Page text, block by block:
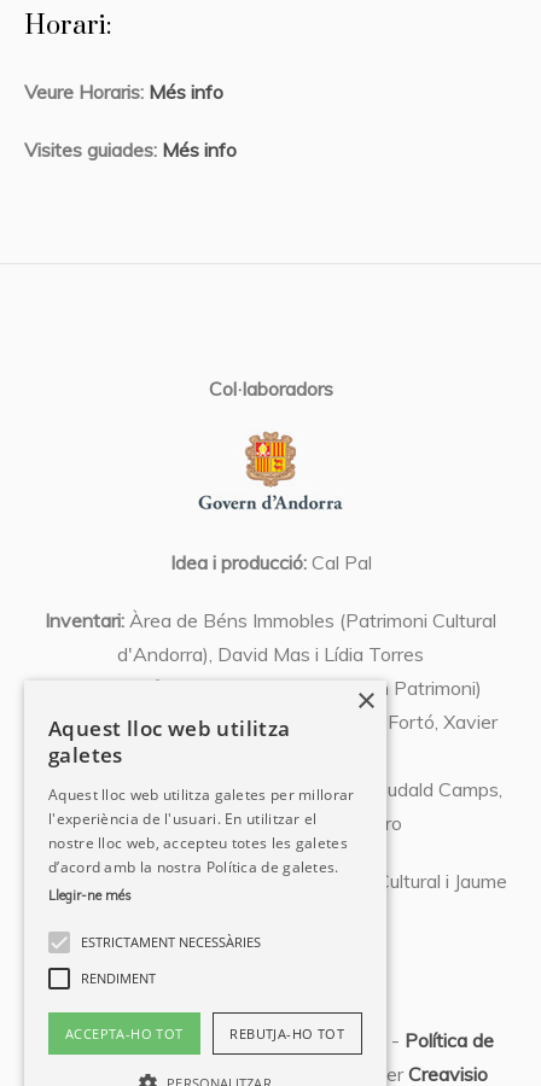
Horari:
Veure Horaris: Més info
Visites guiades: Més info
Col·laboradors
Idea i producció:Cal Pal
Inventari: Àrea de Béns Immobles (Patrimoni Cultural
d'Andorra), David Mas i Lídia Torres
Coordinació:
Xavier Llovera (Expert en Patrimoni)
Textos:Olivier Codina, Josep Font, Abel Fortó, Xavier
Albert Pujal, Miquel Orovio, David Mas, Eudald Camps,
Pedro Azara, Natàlia Chocarro
Fotografies: Departament de Patrimoni Cultural i Jaume
Copyright - Cal Pal © 2023 -Avís legal - Política de
- Branding i Web realitzats perCreavisio
×
Aquest lloc web utilitza
galetes
Aquest lloc web utilitza galetes per millorar
l'experiència de l'usuari. En utilitzar el
nostre lloc web, accepteu totes les galetes
d’acord amb la nostra Política de galetes.
Llegir-ne més
ESTRICTAMENT NECESSÀRIES
RENDIMENT
ACCEPTA-HO TOT REBUTJA-HO TOT